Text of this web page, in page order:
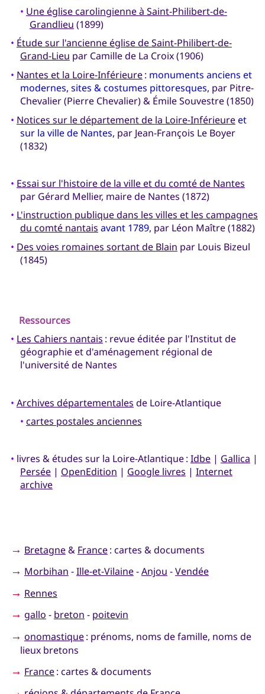
• Une église carolingienne à Saint-Philibert-de-
Grandlieu (1899)
• Étude sur l'ancienne église de Saint-Philibert-de-
Grand-Lieu par Camille de La Croix (1906)
• Nantes et la Loire-Inférieure: monuments anciens et
modernes, sites & costumes pittoresques, par Pitre-
Chevalier (Pierre Chevalier) & Émile Souvestre (1850)
• Notices sur le département de la Loire-Inférieureet
sur la ville de Nantes, par Jean-François Le Boyer
(1832)
• Essai sur l'histoire de la ville et du comté de Nantes
par Gérard Mellier, maire de Nantes (1872)
• L'instruction publique dans les villes et les campagnes
du comté nantais avant 1789, par Léon Maître (1882)
• Des voies romaines sortant de Blain par Louis Bizeul
(1845)
Ressources
• Les Cahiers nantais : revue éditée par l'Institut de
géographie et d'aménagement régional de
l'université de Nantes
• Archives départementales de Loire-Atlantique
• cartes postales anciennes
• livres & études sur la Loire-Atlantique : Idbe| Gallica |
Persée| OpenEdition | Google livres | Internet
archive
→ Bretagne& France: cartes & documents
→ Morbihan -Ille-et-Vilaine-Anjou -Vendée
→ Rennes
→ gallo - breton - poitevin
→ onomastique: prénoms, noms de famille, noms de
lieux bretons
→ France: cartes & documents